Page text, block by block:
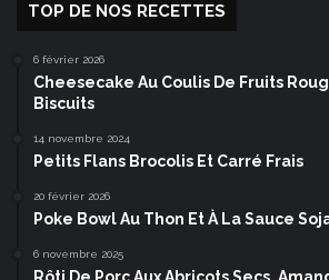
TOP DE NOS RECETTES
6 février 2026
Cheesecake Au Coulis De Fruits
Biscuits
14 novembre 2024
Petits Flans Brocolis Et Carré Frais
20 février 2026
Poke Bowl Au Thon Et À La Sauce
6 novembre 2025